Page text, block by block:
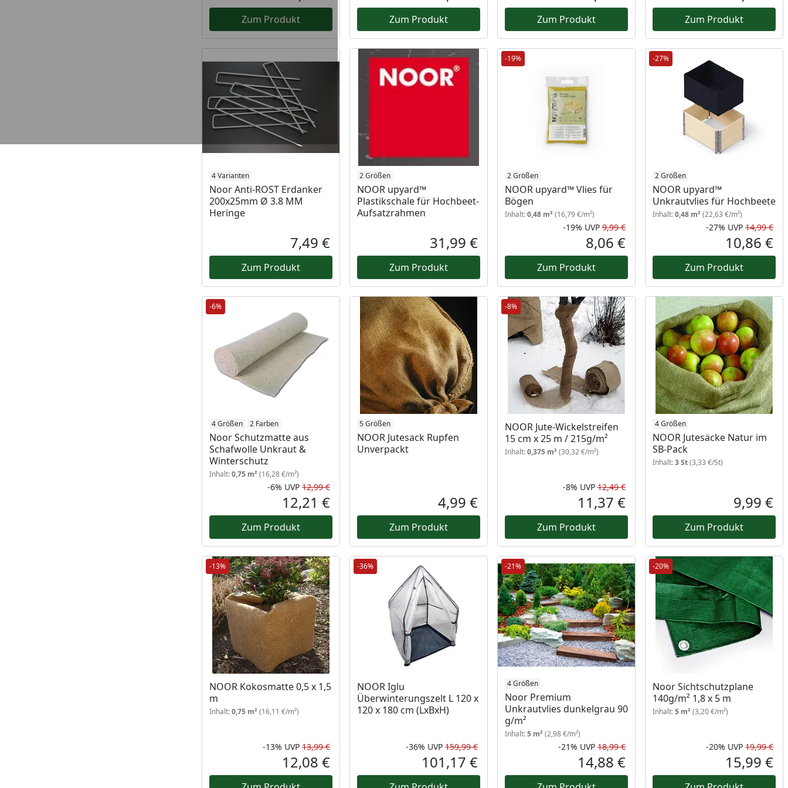
Zum Produkt Zum Produkt Zum Produkt Zum Produkt
4 Varianten
Noor Anti-ROST Erdanker
200x25mm Ø 3.8 MM
Heringe
Aktueller Preis
7,49 €
Zum Produkt
2 Größen
NOOR upyard™
Plastikschale für Hochbeet-
Aufsatzrahmen
Aktueller Preis
31,99 €
Zum Produkt
-19%
2 Größen
NOOR upyard™ Vlies für
Bögen
Inhalt:0,48 m² (16,79 €/m²)
Rabatt in Prozent
-19%
Ursprünglicher Preis
UVP 9,99 €
Aktueller Preis
8,06 €
Zum Produkt
-27%
2 Größen
NOOR upyard™
Unkrautvlies für Hochbeete
Inhalt:0,48 m² (22,63 €/m²)
-27% UVP 14,99 €
10,86 €
Zum Produkt
-6%
4 Größen 2 Farben
Noor Schutzmatte aus
Schafwolle Unkraut &
Winterschutz
Inhalt:0,75 m² (16,28 €/m²)
Rabatt in Prozent
-6%
Ursprünglicher Preis
UVP 12,99 €
Aktueller Preis
12,21 €
Zum Produkt
5 Größen
NOOR Jutesack Rupfen
Unverpackt
Aktueller Preis
4,99 €
Zum Produkt
-8%
NOOR Jute-Wickelstreifen
15 cm x 25 m / 215g/m²
Inhalt:0,375 m² (30,32 €/m²)
Rabatt in Prozent
-8%
Ursprünglicher Preis
UVP 12,49 €
Aktueller Preis
11,37 €
Zum Produkt
4 Größen
NOOR Jutesäcke Natur im
SB-Pack
Inhalt:3 St(3,33 €/St)
9,99 €
Zum Produkt
-13%
NOOR Kokosmatte 0,5 x 1,5
m
Inhalt:0,75 m² (16,11 €/m²)
Rabatt in Prozent
-13%
Ursprünglicher Preis
UVP 13,99 €
Aktueller Preis
12,08 €
-36%
NOOR Iglu
Überwinterungszelt L 120 x
120 x 180 cm (LxBxH)
Rabatt in Prozent
-36%
Ursprünglicher Preis
UVP 159,99 €
Aktueller Preis
101,17 €
-21%
4 Größen
Noor Premium
Unkrautvlies dunkelgrau 90
g/m²
Inhalt:5 m² (2,98 €/m²)
Rabatt in Prozent
-21%
Ursprünglicher Preis
UVP 18,99 €
Aktueller Preis
14,88 €
-20%
Noor Sichtschutzplane
140g/m² 1,8 x 5 m
Inhalt:5 m² (3,20 €/m²)
-20% UVP 19,99 €
15,99 €